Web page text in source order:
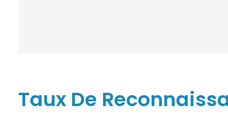
Taux De